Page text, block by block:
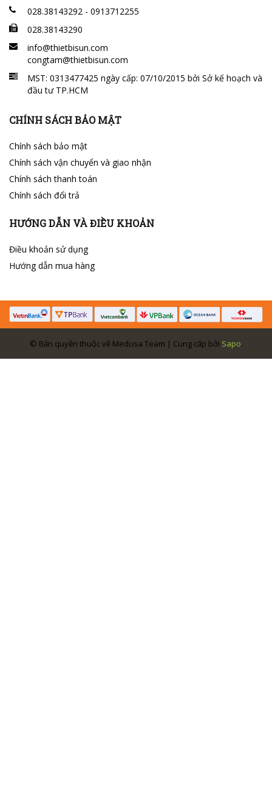
028.38143292 - 0913712255
028.38143290
info@thietbisun.com
congtam@thietbisun.com
MST: 0313477425 ngày cấp: 07/10/2015 bởi Sở kế hoạch và
đầu tư TP.HCM
CHÍNH SÁCH BẢO MẬT
Chính sách bảo mật
Chính sách vận chuyển và giao nhận
Chính sách thanh toán
Chính sách đổi trả
HƯỚNG DẪN VÀ ĐIỀU KHOẢN
Điều khoản sử dụng
Hướng dẫn mua hàng
© Bản quyền thuộc về Medusa Team | Cung cấp bởi Sapo.